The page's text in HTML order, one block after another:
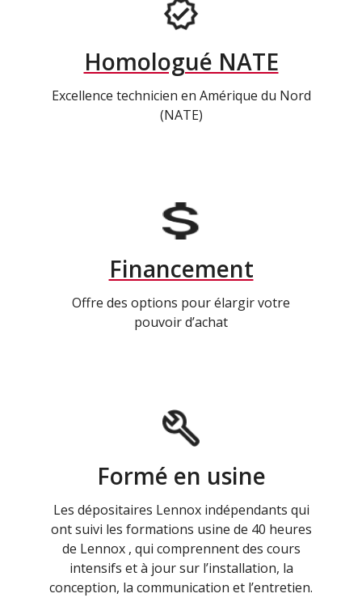
Homologué NATE
Excellence technicien en Amérique du Nord
(NATE)
Financement
Offre des options pour élargir votre
pouvoir d’achat
Formé en usine
Les dépositaires Lennox indépendants qui
ont suivi les formations usine de 40 heures
de Lennox , qui comprennent des cours
intensifs et à jour sur l’installation, la
conception, la communication et l’entretien.